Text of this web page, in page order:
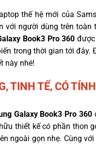
thế hệ mới của
với người dùng trên
Book3 Pro 360
trong thời gian tới
này nhé!
TINH TẾ, CÓ
Galaxy Book3 Pro 360
thiết kế có phần thon
ngoài gọn nhẹ. Cùng